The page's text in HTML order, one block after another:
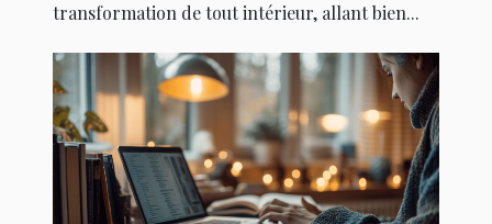
transformation de tout intérieur, allant bien...